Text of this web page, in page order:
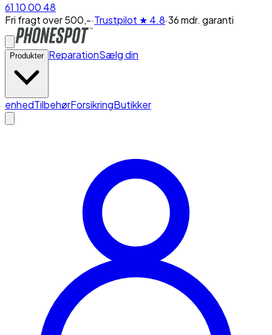
61 10 00 48
Fri fragt over 500,-·Trustpilot ★ 4.8·36 mdr. garanti
Produkter ReparationSælg din
enhedTilbehørForsikringButikker